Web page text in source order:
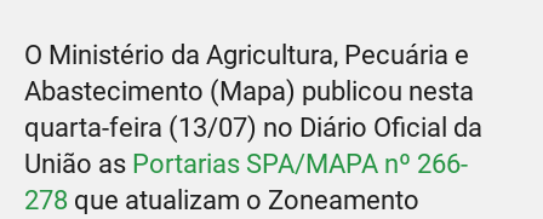
O Ministério da Agricultura, Pecuária e
Abastecimento (Mapa) publicou nesta
quarta-feira (13/07) no Diário Oﬁcial da
União as Portarias SPA/MAPA nº 266-
278 que atualizam o Zoneamento